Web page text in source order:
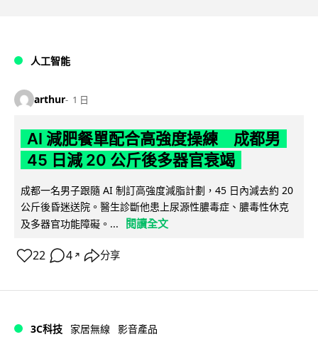
人工智能
arthur 1 日
AI 減肥餐單配合高強度操練 成都男
45 日減 20 公斤後多器官衰竭
成都一名男子跟隨 AI 制訂高強度減脂計劃，45 日內減去約 20
公斤後昏迷送院。醫生診斷他患上尿源性膿毒症、膿毒性休克
及多器官功能障礙。...
閱讀全文
22 4 ↗ 分享
3C科技 家居無線 影音產品